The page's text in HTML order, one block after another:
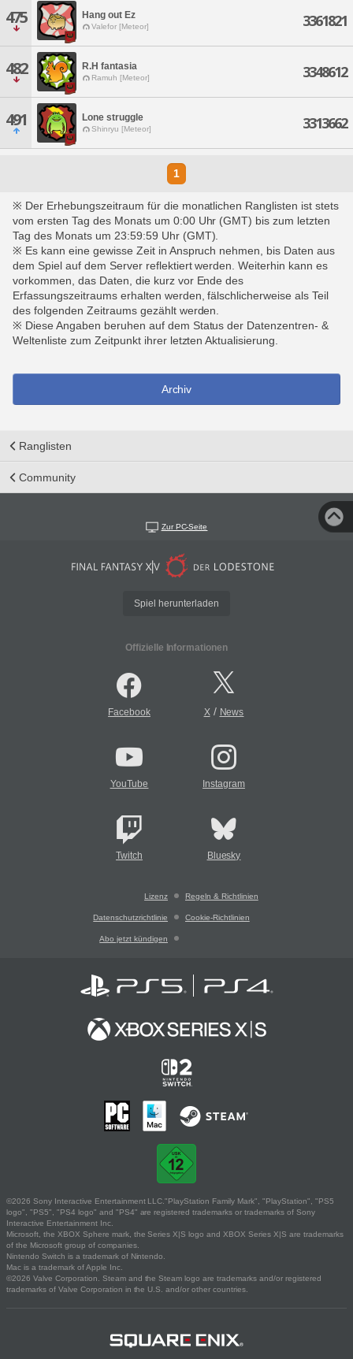
475 Hang out Ez
Valefor [Meteor] 3361821
482 R.H fantasia
Ramuh [Meteor] 3348612
491 Lone struggle
Shinryu [Meteor] 3313662
1
※ Der Erhebungszeitraum für die monatlichen Ranglisten ist stets
vom ersten Tag des Monats um 0:00 Uhr (GMT) bis zum letzten
Tag des Monats um 23:59:59 Uhr (GMT).
※ Es kann eine gewisse Zeit in Anspruch nehmen, bis Daten aus
dem Spiel auf dem Server reflektiert werden. Weiterhin kann es
vorkommen, das Daten, die kurz vor Ende des
Erfassungszeitraums erhalten werden, fälschlicherweise als Teil
des folgenden Zeitraums gezählt werden.
※ Diese Angaben beruhen auf dem Status der Datenzentren- &
Weltenliste zum Zeitpunkt ihrer letzten Aktualisierung.
Archiv
Ranglisten
Community
Zur PC-Seite
Spiel herunterladen
Offizielle Informationen
Facebook X/ News
YouTube Instagram
Twitch Bluesky
Lizenz Regeln & Richtlinien
Datenschutzrichtlinie Cookie-Richtlinien
Abo jetzt kündigen
©2026 Sony Interactive Entertainment LLC."PlayStation Family Mark", "PlayStation", "PS5
logo", "PS5", "PS4 logo" and "PS4" are registered trademarks or trademarks of Sony
Interactive Entertainment Inc.
Microsoft, the XBOX Sphere mark, the Series X|S logo and XBOX Series X|S are trademarks
of the Microsoft group of companies.
Nintendo Switch is a trademark of Nintendo.
Mac is a trademark of Apple Inc.
©2026 Valve Corporation. Steam and the Steam logo are trademarks and/or registered
trademarks of Valve Corporation in the U.S. and/or other countries.